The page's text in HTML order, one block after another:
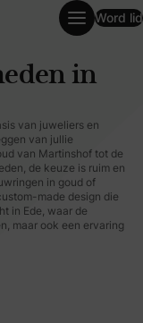
Word lid
in
van juweliers en
van jullie
van Martinshof tot de
de keuze is ruim en
in goud of
made design die
in Ede, waar de
maar ook een ervaring